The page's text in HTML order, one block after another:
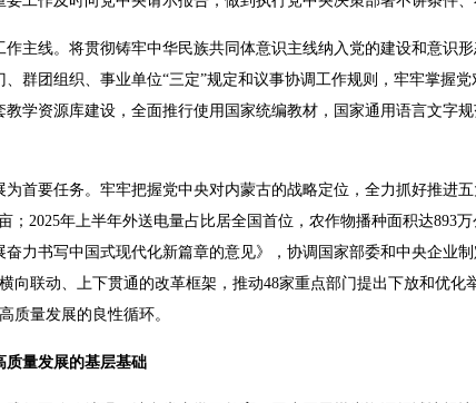
主线。将贯彻铸牢中华民族共同体意识主线纳入党的建设和意识
群团组织、事业单位“三定”规定和议事协调工作规则，牢牢掌握党
学资源库建设，全面推行使用国家统编教材，国家通用语言文字
首要任务。牢牢把握党中央对内蒙古的战略定位，全力抓好推进
；2025年上半年外送电量占比居全国首位，农作物播种面积达893
力书写中国式现代化新篇章的意见》，协调国家部委和中央企业
向联动、上下贯通的改革框架，推动48家重点部门提出下放和优化
质量发展的良性循环。
质量发展的基层基础